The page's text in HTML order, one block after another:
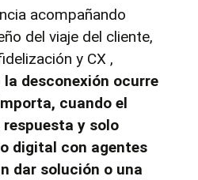
acompañando
del viaje del cliente,
y CX ,
la desconexión ocurre
cuando el
y solo
digital con agentes
dar solución o una